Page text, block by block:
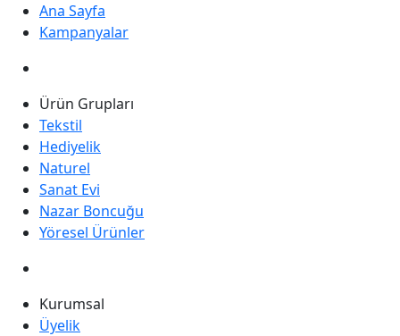
Ana Sayfa
Kampanyalar
Ürün Grupları
Tekstil
Hediyelik
Naturel
Sanat Evi
Nazar Boncuğu
Yöresel Ürünler
Kurumsal
Üyelik